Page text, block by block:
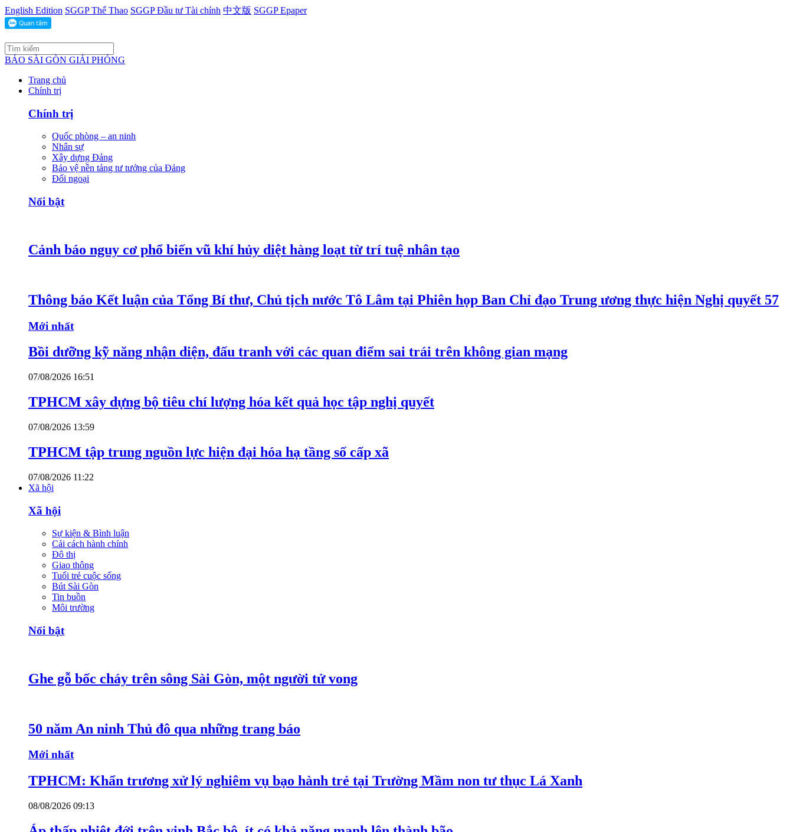
English Edition SGGP Thể Thao SGGP Đầu tư Tài chính 中文版 SGGP Epaper
BÁO SÀI GÒN GIẢI PHÓNG
Trang chủ
Chính trị
Chính trị
Quốc phòng – an ninh
Nhân sự
Xây dựng Đảng
Bảo vệ nền tảng tư tưởng của Đảng
Đối ngoại
Nổi bật
Cảnh báo nguy cơ phổ biến vũ khí hủy diệt hàng loạt từ trí tuệ nhân tạo
Thông báo Kết luận của Tổng Bí thư, Chủ tịch nước Tô Lâm tại Phiên họp Ban Chỉ đạo Trung ương thực hiện Nghị quyết 57
Mới nhất
Bồi dưỡng kỹ năng nhận diện, đấu tranh với các quan điểm sai trái trên không gian mạng
07/08/2026 16:51
TPHCM xây dựng bộ tiêu chí lượng hóa kết quả học tập nghị quyết
07/08/2026 13:59
TPHCM tập trung nguồn lực hiện đại hóa hạ tầng số cấp xã
07/08/2026 11:22
Xã hội
Xã hội
Sự kiện & Bình luận
Cải cách hành chính
Đô thị
Giao thông
Tuổi trẻ cuộc sống
Bút Sài Gòn
Tin buồn
Môi trường
Nổi bật
Ghe gỗ bốc cháy trên sông Sài Gòn, một người tử vong
50 năm An ninh Thủ đô qua những trang báo
Mới nhất
TPHCM: Khẩn trương xử lý nghiêm vụ bạo hành trẻ tại Trường Mầm non tư thục Lá Xanh
08/08/2026 09:13